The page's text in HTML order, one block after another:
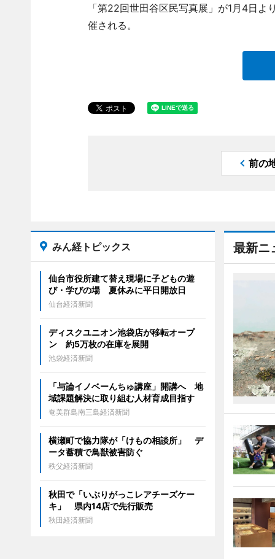
「第22回世田谷区民写真展」が1月4日
催される。
前の
最新ニ
みん経トピックス
仙台市役所建て替え現場に子どもの遊
び・学びの場 夏休みに平日開放日
仙台経済新聞
ディスクユニオン池袋店が移転オープ
ン 約5万枚の在庫を展開
池袋経済新聞
「与論イノベーんちゅ講座」開講へ 地
域課題解決に取り組む人材育成目指す
奄美群島南三島経済新聞
横瀬町で協力隊が「けもの相談所」 デ
ータ蓄積で鳥獣被害防ぐ
秩父経済新聞
秋田で「いぶりがっこレアチーズケー
キ」 県内14店で先行販売
秋田経済新聞